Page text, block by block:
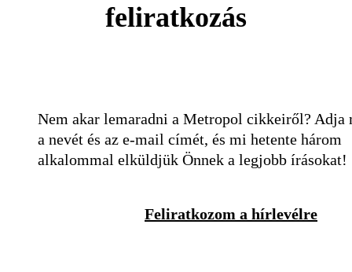
feliratkozás
Nem akar lemaradni a Metropol cikkeiről? Adja
a nevét és az e-mail címét, és mi hetente három
alkalommal elküldjük Önnek a legjobb írásokat!
Feliratkozom a hírlevélre